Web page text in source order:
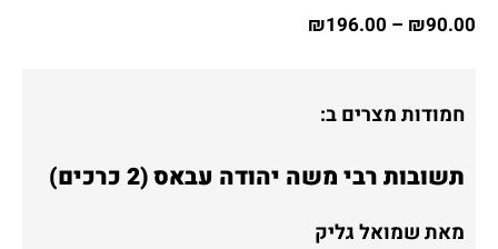
₪90.00
–
₪196.00
חמודות מצרים ב:
תשובות רבי משה יהודה עבאס (2 כרכים)
מאת שמואל גליק